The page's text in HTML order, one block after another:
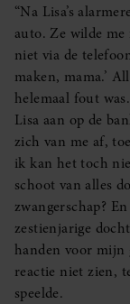
“Na Lisa’s
auto. Ze wilde
niet via de
maken, mama.’
helemaal fout
Lisa aan op de
zich van me af,
ik kan het toch
schoot van alles
zwangerschap?
zestienjarige
handen voor
reactie niet zien,
speelde.